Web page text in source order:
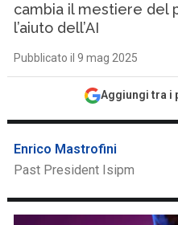
cambia il mestiere del
l’aiuto dell’AI
Pubblicato il 9 mag 2025
Aggiungi tra i
Enrico Mastrofini
Past President Isipm